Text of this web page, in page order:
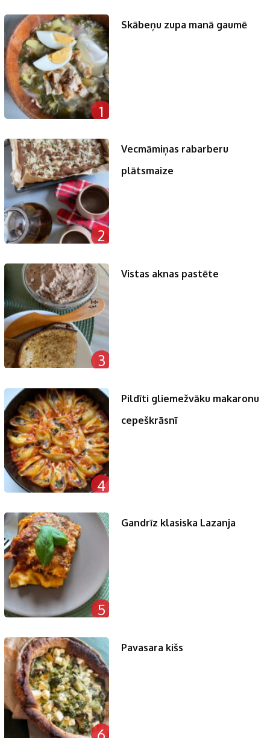
1
Skābeņu zupa manā gaumē
2
Vecmāmiņas rabarberu
plātsmaize
3
Vistas aknas pastēte
4
Pildīti gliemežvāku makaronu
cepeškrāsnī
5
Gandrīz klasiska Lazanja
6
Pavasara kišs